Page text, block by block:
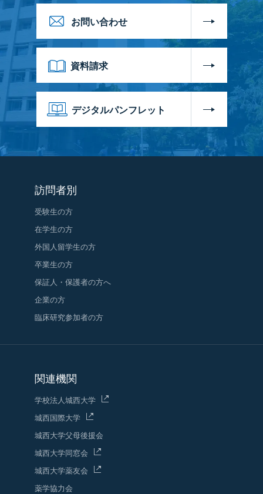
お問い合わせ
資料請求
デジタルパンフレット
訪問者別
受験生の方
在学生の方
外国人留学生の方
卒業生の方
保証人・保護者の方へ
企業の方
臨床研究参加者の方
関連機関
学校法人城西大学
城西国際大学
城西大学父母後援会
城西大学同窓会
城西大学薬友会
薬学協力会